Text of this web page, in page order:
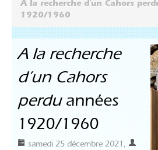
A la recherche d’un Cahors
1920/1960
A la recherche
d’un Cahors
perduannées
1920/1960
samedi 25 décembre 2021 ,